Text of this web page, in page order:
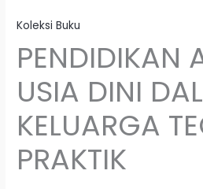
Koleksi Buku
PENDIDIKAN
USIA DINI
KELUARGA
PRAKTIK